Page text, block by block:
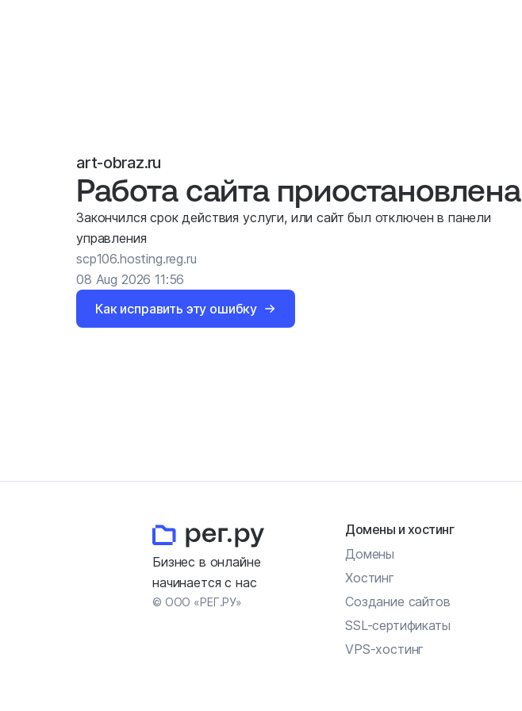
art-obraz.ru
Работа сайта приостановлена
Закончился срок действия услуги, или сайт был отключен в панели
управления
scp106.hosting.reg.ru
08 Aug 2026 11:56
Как исправить эту ошибку
Бизнес в онлайне
начинается с нас
© ООО «РЕГ.РУ»
Домены и хостинг
Домены
Хостинг
Создание сайтов
SSL-сертификаты
VPS-хостинг